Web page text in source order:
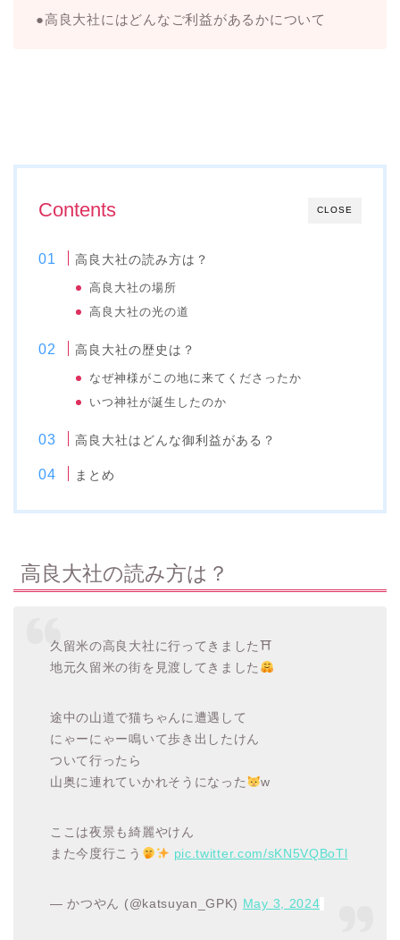
●高良大社にはどんなご利益があるかについて
CLOSE
Contents
高良大社の読み方は？
高良大社の場所
高良大社の光の道
高良大社の歴史は？
なぜ神様がこの地に来てくださったか
いつ神社が誕生したのか
高良大社はどんな御利益がある？
まとめ
高良大社の読み方は？
久留米の高良大社に行ってきました⛩
地元久留米の街を見渡してきました
途中の山道で猫ちゃんに遭遇して
にゃーにゃー鳴いて歩き出したけん
ついて行ったら
山奥に連れていかれそうになった
w
ここは夜景も綺麗やけん
また今度行こう
pic.twitter.com/sKN5VQBoTl
— かつやん (@katsuyan_GPK) May 3, 2024